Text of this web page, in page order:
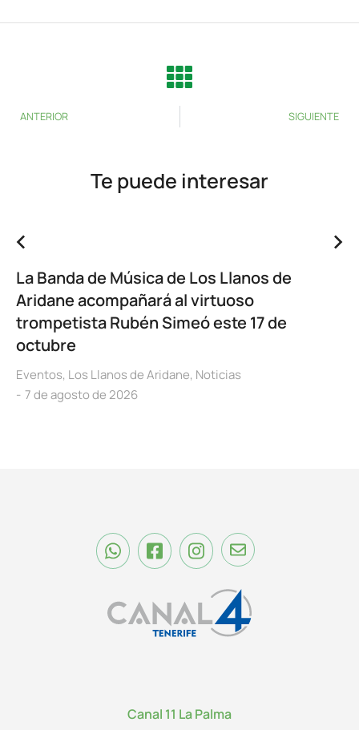
ANTERIOR SIGUIENTE
Te puede interesar
La Banda de Música de Los Llanos de
Aridane acompañará al virtuoso
trompetista Rubén Simeó este 17 de
octubre
Eventos, Los Llanos de Aridane, Noticias
7 de agosto de 2026
Canal 11 La Palma